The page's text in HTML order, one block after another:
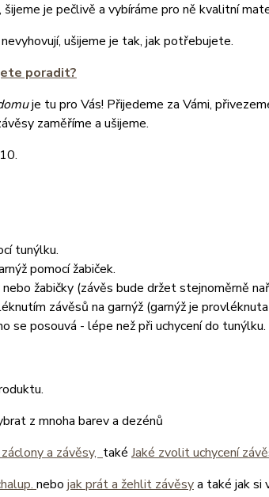
je pečlivě a vybíráme pro ně kvalitní
ušijeme je tak, jak potřebujete.
poradit?
je tu pro Vás! Přijedeme za Vámi,
zaměříme a ušijeme.
tunýlku.
pomocí žabiček.
nebo žabičky (závěs bude držet stejnoměrně
závěsů na garnýž (garnýž je
se posouvá - lépe než při uchycení do tunýlku.
z mnoha barev a dezénů
a závěsy, také Jaké zvolit uchycení
nebo jak prát a žehlit závěsya také jak si